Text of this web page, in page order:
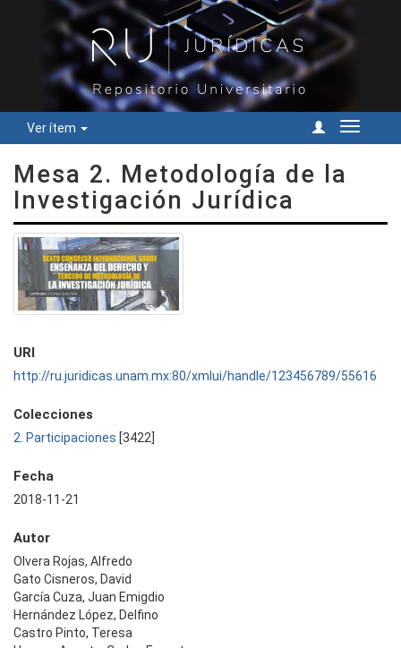
Ver ítem
Cambiar
Mesa 2. Metodología de la
Investigación Jurídica
URI
http://ru.juridicas.unam.mx:80/xmlui/handle/123456789/55616
Colecciones
2. Participaciones [3422]
Fecha
2018-11-21
Autor
Olvera Rojas, Alfredo
Gato Cisneros, David
García Cuza, Juan Emigdio
Hernández López, Delfino
Castro Pinto, Teresa